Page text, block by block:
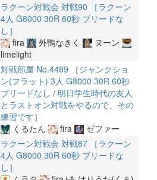
ラクーン対戦会 対戦90 ［ラクーン
4人 G8000 30R 60秒 ブリードな
し］
fira
外鴨なきく
ヌーン
limelight
対戦部屋 No.4489 ［ジャンクショ
ン(フラット) 3人 G8000 30R 60秒
ブリードなし / 明日学生時代の友人
とラストオン対戦をやるので、その
練習です］
くるたん
fira ゼファー
ラクーン対戦会 対戦87 ［ラクーン
4人 G8000 30R 60秒 ブリードな
し］